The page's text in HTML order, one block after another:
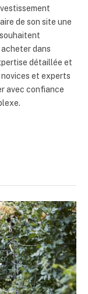
de son site une
dans
détaillée et
et experts
avec confiance